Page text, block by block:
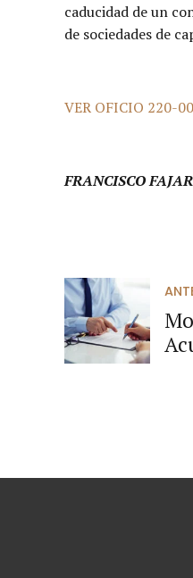
caducidad de un
de sociedades de
VER OFICIO 220-
FRANCISCO